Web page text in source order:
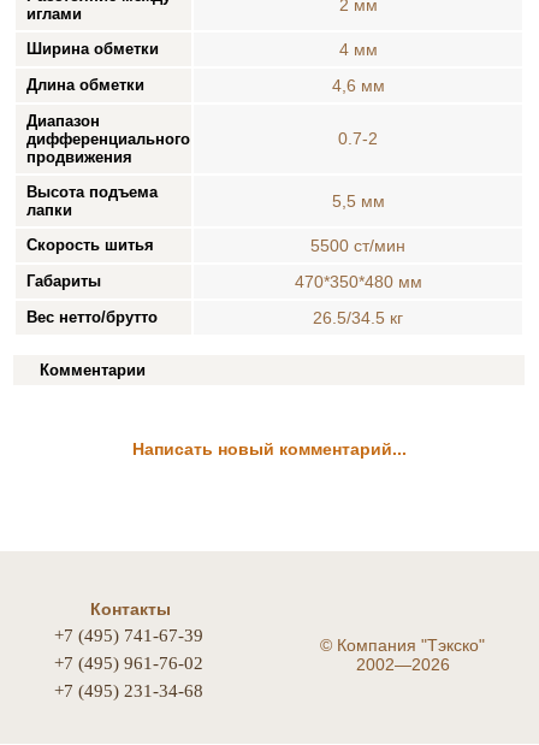
иглами
2 мм
Ширина обметки 4 мм
Длина обметки 4,6 мм
Диапазон
дифференциального
продвижения
0.7-2
Высота подъема
лапки
5,5 мм
Скорость шитья 5500 ст/мин
Габариты 470*350*480 мм
Вес нетто/брутто 26.5/34.5 кг
Комментарии
Написать новый комментарий...
Контакты
+7 (495) 741-67-39
+7 (495) 961-76-02
+7 (495) 231-34-68
© Компания "Тэкско"
2002—2026